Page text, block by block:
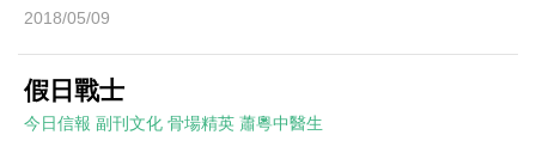
2018/05/09
假日戰士
今日信報 副刊文化 骨場精英 蕭粵中醫生